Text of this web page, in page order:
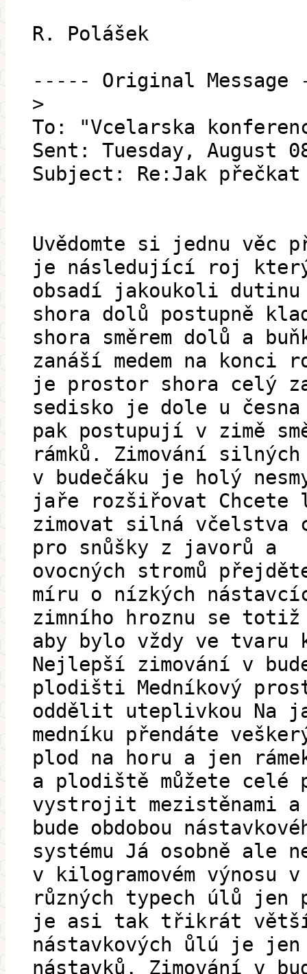
R. Polášek
----- Original
>
To: "Vcelarska
Sent: Tuesday, August
Subject: Re:Jak přečkat
Uvědomte si jednu věc
je následující roj
obsadí jakoukoli
shora dolů postupně
shora směrem dolů a
zanáší medem na konci
je prostor shora celý
sedisko je dole u česna
pak postupují v zimě
rámků. Zimování
v budečáku je holý
jaře rozšiřovat
zimovat silná včelstva
pro snůšky z javorů a
ovocných stromů
míru o nízkých
zimního hroznu se
aby bylo vždy ve tvaru
Nejlepší zimování v
plodišti Medníkový
oddělit uteplivkou Na
medníku přendáte
plod na horu a jen
a plodiště můžete celé
vystrojit mezistěnami
bude obdobou
systému Já osobně ale
v kilogramovém výnosu v
různých typech úlů jen
je asi tak třikrát
nástavkových ůlú je
nástavků. Zimování v